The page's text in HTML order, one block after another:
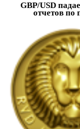
GBP/USD
отчетов по